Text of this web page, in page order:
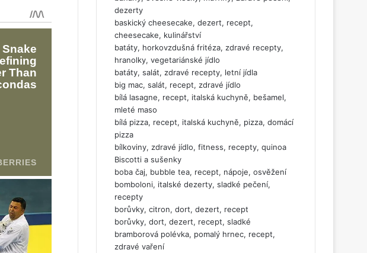
dezerty
baskický cheesecake, dezert, recept,
cheesecake, kulinářství
batáty, horkovzdušná fritéza, zdravé recepty,
hranolky, vegetariánské jídlo
batáty, salát, zdravé recepty, letní jídla
big mac, salát, recept, zdravé jídlo
bílá lasagne, recept, italská kuchyně, bešamel,
mleté maso
bílá pizza, recept, italská kuchyně, pizza, domácí
pizza
bílkoviny, zdravé jídlo, fitness, recepty, quinoa
Biscotti a sušenky
boba čaj, bubble tea, recept, nápoje, osvěžení
bomboloni, italské dezerty, sladké pečení,
recepty
borůvky, citron, dort, dezert, recept
borůvky, dort, dezert, recept, sladké
bramborová polévka, pomalý hrnec, recept,
zdravé vaření